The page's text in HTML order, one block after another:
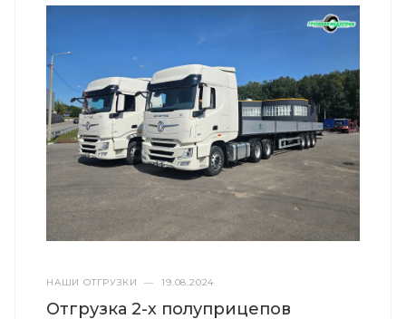
НАШИ ОТГРУЗКИ — 19.08.2024
Отгрузка 2-х полуприцепов